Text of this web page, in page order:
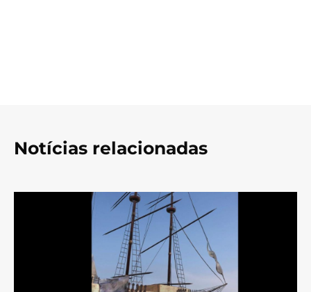
Notícias relacionadas